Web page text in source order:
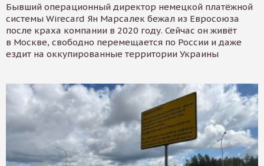
Бывший операционный директор немецкой платёжной
системы Wirecard Ян Марсалек бежал из Евросоюза
после краха компании в 2020 году. Сейчас он живёт
в Москве, свободно перемещается по России и даже
ездит на оккупированные территории Украины